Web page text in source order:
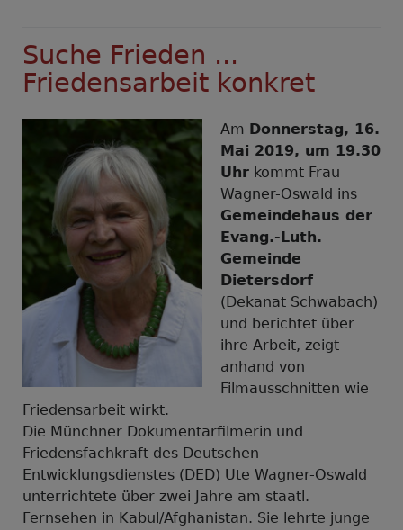
Frieden
und
jage
ihm
nach"
in
Oberstaufen
Suche Frieden ...
Friedensarbeit konkret
Am Donnerstag, 16.
Mai 2019, um 19.30
Uhr kommt Frau
Wagner-Oswald ins
Gemeindehaus der
Evang.-Luth.
Gemeinde
Dietersdorf
(Dekanat Schwabach)
und berichtet über
ihre Arbeit, zeigt
anhand von
Filmausschnitten wie
Friedensarbeit wirkt.
Die Münchner Dokumentarfilmerin und
Friedensfachkraft des Deutschen
Entwicklungsdienstes (DED) Ute Wagner-Oswald
unterrichtete über zwei Jahre am staatl.
Fernsehen in Kabul/Afghanistan. Sie lehrte junge